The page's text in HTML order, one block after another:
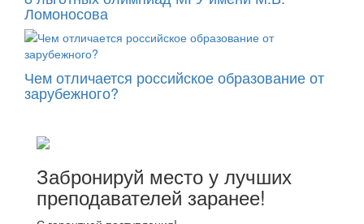
Ломоносова
Чем отличается российское образование от
зарубежного?
Забронируй место у лучших
преподавателей заранее!